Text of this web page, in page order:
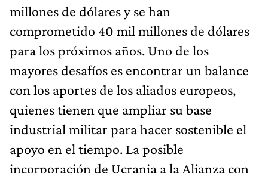
millones de dólares y se han
comprometido 40 mil millones de dólares
para los próximos años. Uno de los
mayores desafíos es encontrar un balance
con los aportes de los aliados europeos,
quienes tienen que ampliar su base
industrial militar para hacer sostenible el
apoyo en el tiempo. La posible
incorporación de Ucrania a la Alianza con